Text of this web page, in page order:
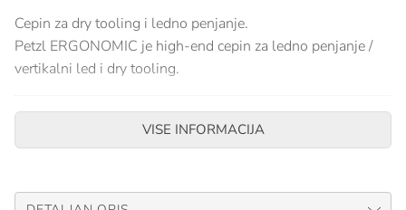
Cepin za dry tooling i ledno penjanje.
Petzl ERGONOMIC je high-end cepin za ledno penjanje /
vertikalni led i dry tooling.
Pogodan za mješoviti teren.
Podešavajuća ručka omogućuje grip bez obzira na
VISE INFORMACIJA